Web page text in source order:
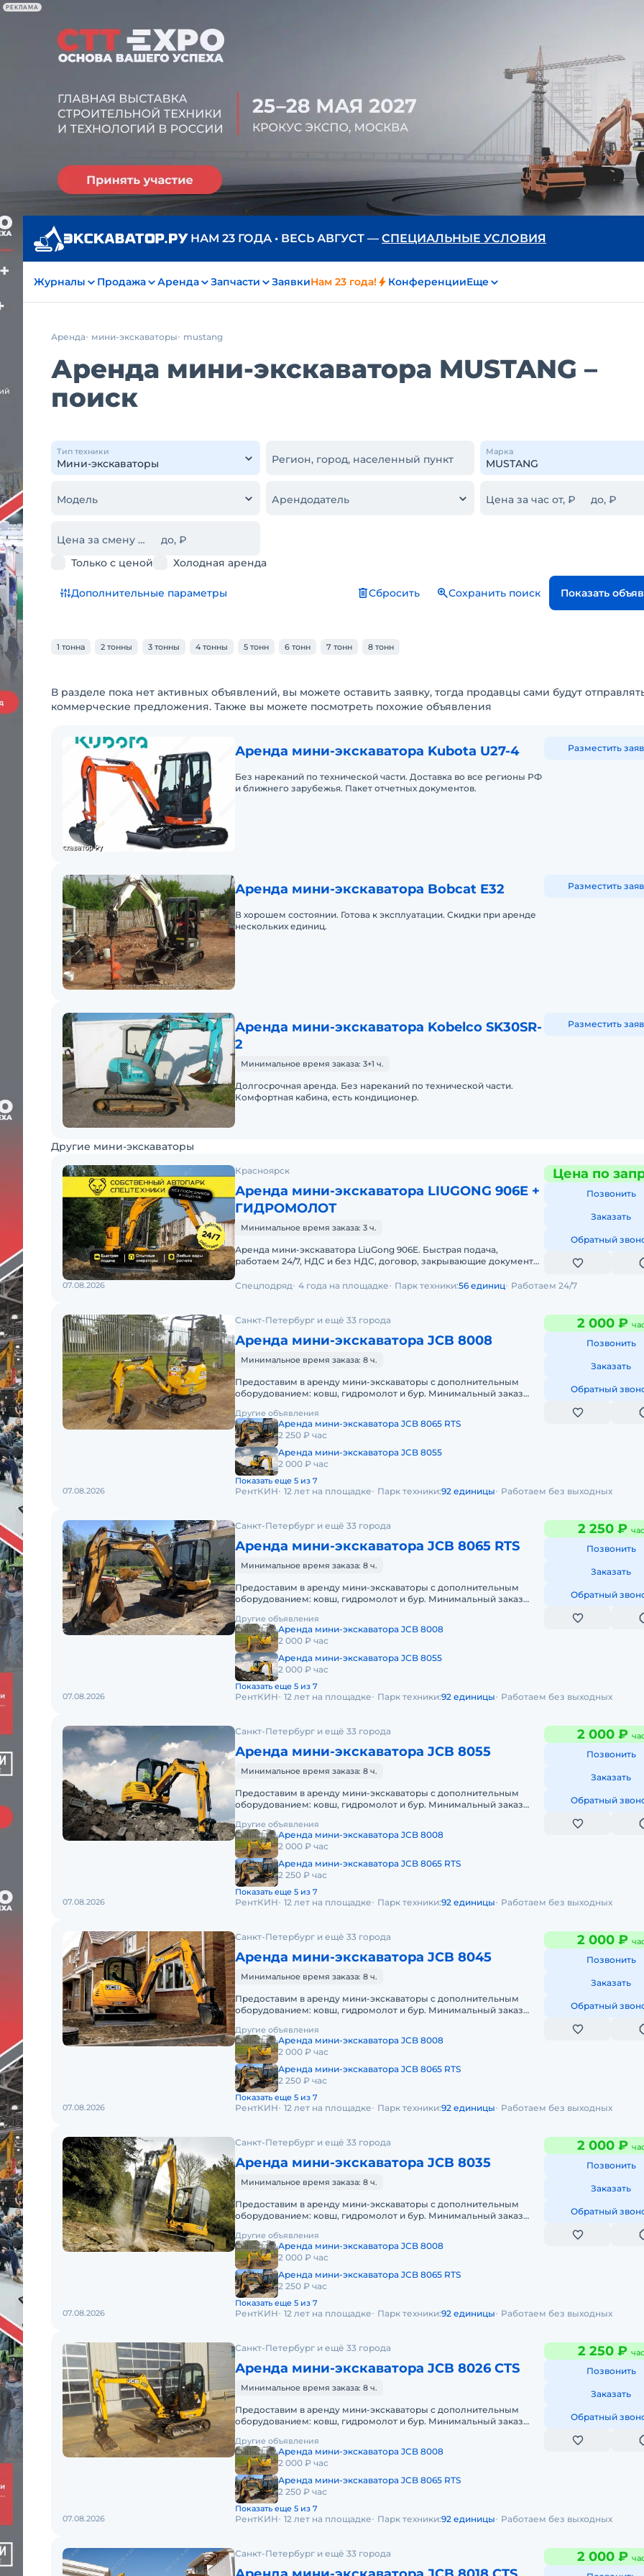
РЕКЛАМА
НАМ 23 ГОДА • ВЕСЬ АВГУСТ — СПЕЦИАЛЬНЫЕ УСЛОВИЯ
Журналы Продажа Аренда Запчасти ЗаявкиНам 23 года! КонференцииЕще
Аренда мини-экскаваторы mustang
Аренда мини-экскаватора MUSTANG –
поиск
Тип техники
Регион, город, населенный пункт
Марка
Модель Арендодатель Цена за час от, ₽ до, ₽
Цена за смену от, ₽
до, ₽
Только с ценой
Холодная аренда
Дополнительные параметры Сбросить Сохранить поиск Показать
1 тонна 2 тонны 3 тонны 4 тонны 5 тонн 6 тонн 7 тонн 8 тонн
В разделе пока нет активных объявлений, вы можете оставить заявку, тогда продавцы сами будут
коммерческие предложения. Также вы можете посмотреть похожие объявления
Аренда мини-экскаватора Kubota U27-4
Без нареканий по технической части. Доставка во все регионы РФ
и ближнего зарубежья. Пакет отчетных документов.
Разместить
Аренда мини-экскаватора Bobcat E32
В хорошем состоянии. Готова к эксплуатации. Скидки при аренде
нескольких единиц.
Разместить
Аренда мини-экскаватора Kobelco SK30SR-
2
Минимальное время заказа: 3+1 ч.
Долгосрочная аренда. Без нареканий по технической части.
Комфортная кабина, есть кондиционер.
Разместить
Другие мини-экскаваторы
Красноярск
Аренда мини-экскаватора LIUGONG 906E +
ГИДРОМОЛОТ
Минимальное время заказа: 3 ч.
Аренда мини-экскаватора LiuGong 906E. Быстрая подача,
работаем 24/7, НДС и без НДС, договор, закрывающие документы.
Цена по
Позвонить
Заказать
Обратный
07.08.2026 Спецподряд 4 года на площадке Парк техники:56 единиц Работаем 24/7
Санкт-Петербург и ещё 33 города
Аренда мини-экскаватора JCB 8008
Минимальное время заказа: 8 ч.
Предоставим в аренду мини-экскаваторы с дополнительным
оборудованием: ковш, гидромолот и бур. Минимальный заказ
Другие объявления
Аренда мини-экскаватора JCB 8065 RTS
2 250 ₽ час
Аренда мини-экскаватора JCB 8055
2 000 ₽ час
Показать еще 5 из 7
2 000 ₽
Позвонить
Заказать
Обратный
07.08.2026 РентКИН 12 лет на площадке Парк техники:92 единицы Работаем без выходных
Санкт-Петербург и ещё 33 города
Аренда мини-экскаватора JCB 8065 RTS
Минимальное время заказа: 8 ч.
Предоставим в аренду мини-экскаваторы с дополнительным
оборудованием: ковш, гидромолот и бур. Минимальный заказ
Другие объявления
Аренда мини-экскаватора JCB 8008
2 000 ₽ час
Аренда мини-экскаватора JCB 8055
2 000 ₽ час
Показать еще 5 из 7
2 250 ₽ час
Позвонить
Заказать
Обратный
07.08.2026 РентКИН 12 лет на площадке Парк техники:92 единицы Работаем без выходных
Санкт-Петербург и ещё 33 города
Аренда мини-экскаватора JCB 8055
Минимальное время заказа: 8 ч.
Предоставим в аренду мини-экскаваторы с дополнительным
оборудованием: ковш, гидромолот и бур. Минимальный заказ
Другие объявления
Аренда мини-экскаватора JCB 8008
2 000 ₽ час
Аренда мини-экскаватора JCB 8065 RTS
2 250 ₽ час
Показать еще 5 из 7
2 000 ₽
Позвонить
Заказать
Обратный
07.08.2026 РентКИН 12 лет на площадке Парк техники:92 единицы Работаем без выходных
Санкт-Петербург и ещё 33 города
Аренда мини-экскаватора JCB 8045
Минимальное время заказа: 8 ч.
Предоставим в аренду мини-экскаваторы с дополнительным
оборудованием: ковш, гидромолот и бур. Минимальный заказ
Другие объявления
Аренда мини-экскаватора JCB 8008
2 000 ₽ час
Аренда мини-экскаватора JCB 8065 RTS
2 250 ₽ час
Показать еще 5 из 7
2 000 ₽
Позвонить
Заказать
Обратный
07.08.2026 РентКИН 12 лет на площадке Парк техники:92 единицы Работаем без выходных
Санкт-Петербург и ещё 33 города
Аренда мини-экскаватора JCB 8035
Минимальное время заказа: 8 ч.
Предоставим в аренду мини-экскаваторы с дополнительным
оборудованием: ковш, гидромолот и бур. Минимальный заказ
Другие объявления
Аренда мини-экскаватора JCB 8008
2 000 ₽ час
Аренда мини-экскаватора JCB 8065 RTS
2 250 ₽ час
Показать еще 5 из 7
2 000 ₽
Позвонить
Заказать
Обратный
07.08.2026 РентКИН 12 лет на площадке Парк техники:92 единицы Работаем без выходных
Санкт-Петербург и ещё 33 города
Аренда мини-экскаватора JCB 8026 CTS
Минимальное время заказа: 8 ч.
Предоставим в аренду мини-экскаваторы с дополнительным
оборудованием: ковш, гидромолот и бур. Минимальный заказ
Другие объявления
Аренда мини-экскаватора JCB 8008
2 000 ₽ час
Аренда мини-экскаватора JCB 8065 RTS
2 250 ₽ час
Показать еще 5 из 7
2 250 ₽ час
Позвонить
Заказать
Обратный
07.08.2026 РентКИН 12 лет на площадке Парк техники:92 единицы Работаем без выходных
Санкт-Петербург и ещё 33 города 2 000 ₽